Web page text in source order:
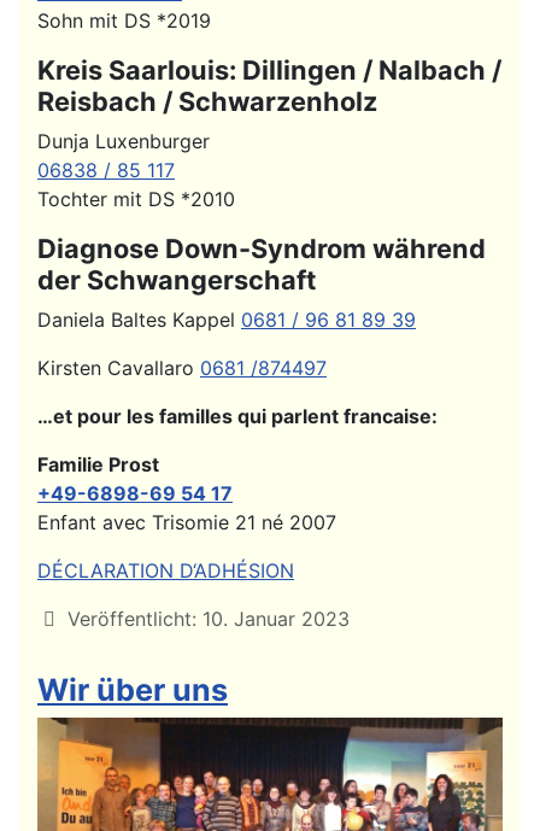
Sohn mit DS *2019
Kreis Saarlouis: Dillingen / Nalbach /
Reisbach / Schwarzenholz
Dunja Luxenburger
06838 / 85 117
Tochter mit DS *2010
Diagnose Down-Syndrom während
der Schwangerschaft
Daniela Baltes Kappel 0681 / 96 81 89 39
Kirsten Cavallaro 0681 /874497
…et pour les familles qui parlent francaise:
Familie Prost
+49-6898-69 54 17
Enfant avec Trisomie 21 né 2007
DÉCLARATION D‘ADHÉSION
Details
Veröffentlicht: 10. Januar 2023
Wir über uns